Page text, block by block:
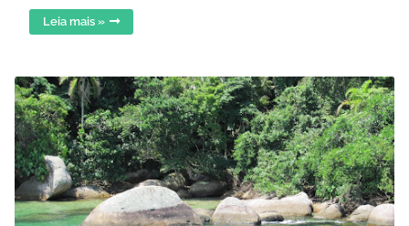
Leia mais »